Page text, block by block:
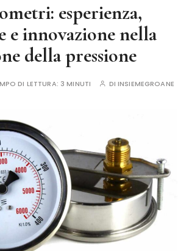
esperienza,
e innovazione nella
della pressione
DI LETTURA: 3 MINUTI DI INSIEMEGROANE